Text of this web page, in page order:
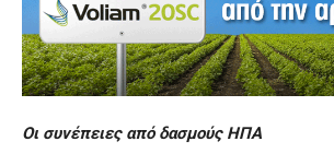
Οι συνέπειες από δασμούς ΗΠΑ